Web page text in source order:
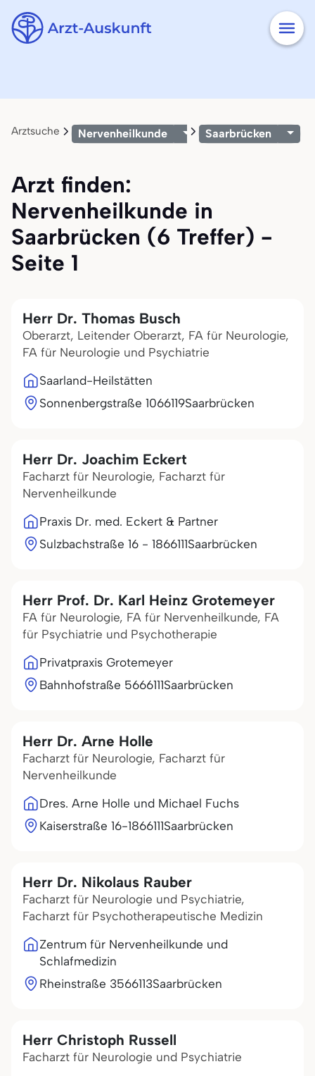
Arztsuche Nervenheilkunde Saarbrücken
Arzt finden:
Nervenheilkunde in
Saarbrücken (6 Treffer) -
Seite 1
Herr Dr. Thomas Busch
Oberarzt, Leitender Oberarzt, FA für Neurologie,
FA für Neurologie und Psychiatrie
Saarland-Heilstätten
Sonnenbergstraße 1066119Saarbrücken
Herr Dr. Joachim Eckert
Facharzt für Neurologie, Facharzt für
Nervenheilkunde
Praxis Dr. med. Eckert & Partner
Sulzbachstraße 16 - 1866111Saarbrücken
Herr Prof. Dr. Karl Heinz Grotemeyer
FA für Neurologie, FA für Nervenheilkunde, FA
für Psychiatrie und Psychotherapie
Privatpraxis Grotemeyer
Bahnhofstraße 5666111Saarbrücken
Herr Dr. Arne Holle
Facharzt für Neurologie, Facharzt für
Nervenheilkunde
Dres. Arne Holle und Michael Fuchs
Kaiserstraße 16-1866111Saarbrücken
Herr Dr. Nikolaus Rauber
Facharzt für Neurologie und Psychiatrie,
Facharzt für Psychotherapeutische Medizin
Zentrum für Nervenheilkunde und
Schlafmedizin
Rheinstraße 3566113Saarbrücken
Herr Christoph Russell
Facharzt für Neurologie und Psychiatrie